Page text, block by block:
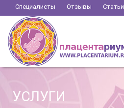
Перейти
к
содержимому
Специалисты Отзывы Статьи
УСЛУГИ